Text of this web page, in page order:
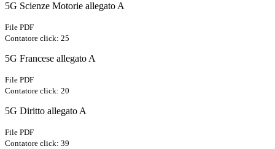
5G Scienze Motorie allegato A
File PDF
Contatore click: 25
5G Francese allegato A
File PDF
Contatore click: 20
5G Diritto allegato A
File PDF
Contatore click: 39